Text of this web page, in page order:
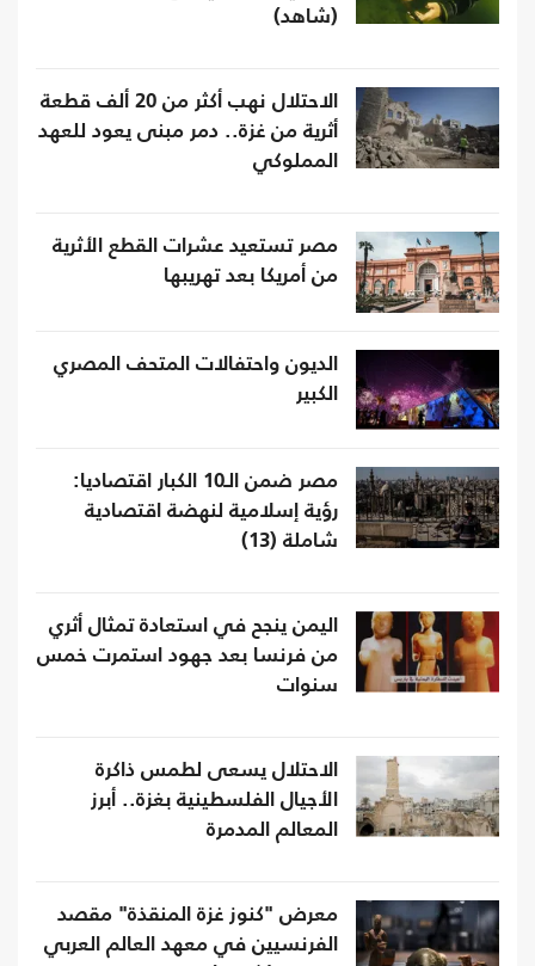
(شاهد)
الاحتلال نهب أكثر من 20 ألف قطعة
أثرية من غزة.. دمر مبنى يعود للعهد
المملوكي
مصر تستعيد عشرات القطع الأثرية
من أمريكا بعد تهريبها
الديون واحتفالات المتحف المصري
الكبير
مصر ضمن الـ10 الكبار اقتصاديا:
رؤية إسلامية لنهضة اقتصادية
شاملة (13)
اليمن ينجح في استعادة تمثال أثري
من فرنسا بعد جهود استمرت خمس
سنوات
الاحتلال يسعى لطمس ذاكرة
الأجيال الفلسطينية بغزة.. أبرز
المعالم المدمرة
معرض "كنوز غزة المنقذة" مقصد
الفرنسيين في معهد العالم العربي